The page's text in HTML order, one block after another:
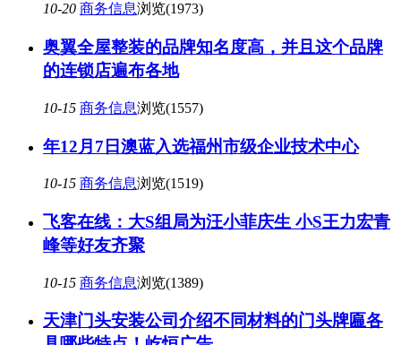
10-20 商务信息浏览(1973)
奥翼全屋整装的品牌知名度高，并且这个品牌
的连锁店遍布各地
10-15 商务信息浏览(1557)
年12月7日澳蓝入选福州市级企业技术中心
10-15 商务信息浏览(1519)
飞客在线：大S组局为汪小菲庆生 小S王力宏青
峰等好友齐聚
10-15 商务信息浏览(1389)
天津门头安装公司介绍不同材料的门头牌匾各